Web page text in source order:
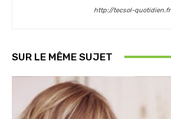
http://tecsol-quotidien.fr
SUR LE MÊME SUJET